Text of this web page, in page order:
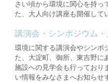
さい頃から環境に関心を持っ
た、大人向け講座も開催して
講演会・シンポジウム
環境に関する講演会やシンポ
た、大淀町、御所、東吉野に
施設への見学会も行っており
い情報をみなさまへお知らせ